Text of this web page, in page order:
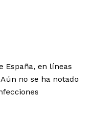
España, en líneas
Aún no se ha notado